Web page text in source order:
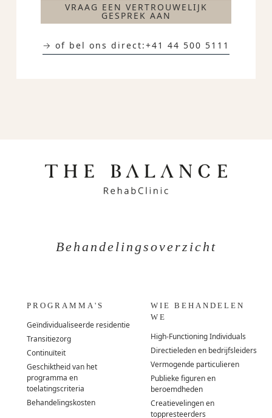
VRAAG EEN VERTROUWELIJK
GESPREK AAN
→ of bel ons direct:+41 44 500 5111
Behandelingsoverzicht
PROGRAMMA'S
Geïndividualiseerde residentie
Transitiezorg
Continuïteit
Geschiktheid van het
programma en
toelatingscriteria
Behandelingskosten
WIE BEHANDELEN
WE
High-Functioning Individuals
Directieleden en bedrijfsleiders
Vermogende particulieren
Publieke figuren en
beroemdheden
Creatievelingen en
toppresteerders